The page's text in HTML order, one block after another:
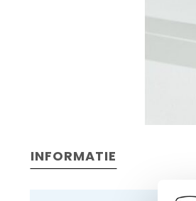
INFORMATIE